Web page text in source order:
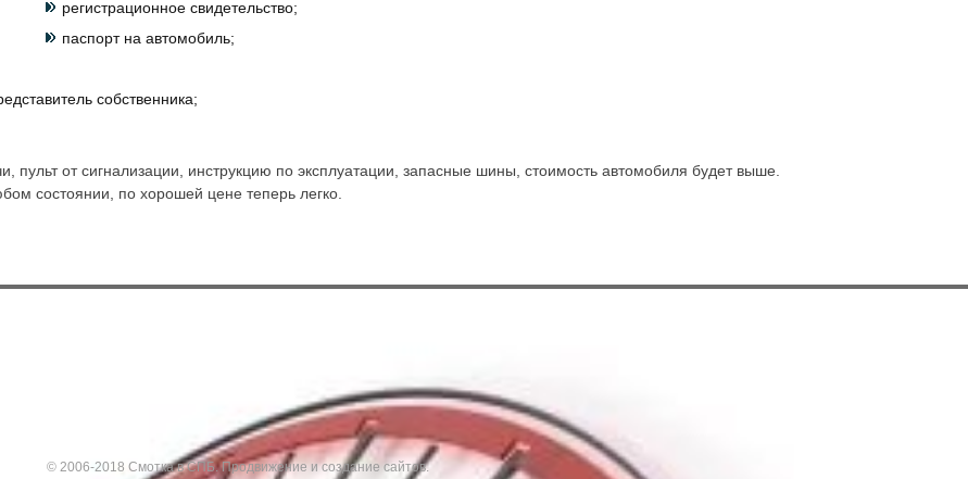
регистрационное свидетельство;
паспорт на автомобиль;
собственника;
пульт от сигнализации, инструкцию по эксплуатации, запасные шины, стоимость автомобиля будет выше.
состоянии, по хорошей цене теперь легко.
© 2006-2018 Смотка в СПБ.Продвижение и создание сайтов.